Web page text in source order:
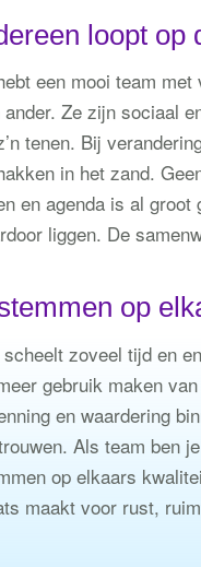
loopt op
een mooi team
ander. Ze zijn sociaal
tenen. Bij
in het zand.
en agenda is al
liggen. De
op
scheelt zoveel tijd en
gebruik maken
en waardering
Als team ben
op elkaars
maakt voor rust,